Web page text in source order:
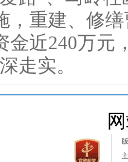
，重建、修
金近240万元
走实。